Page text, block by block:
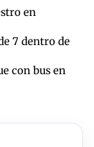
en
7 dentro de
con bus en